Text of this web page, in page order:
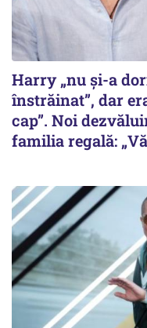
Harry „nu și-a
înstrăinat”, dar
cap”. Noi
familia regală: